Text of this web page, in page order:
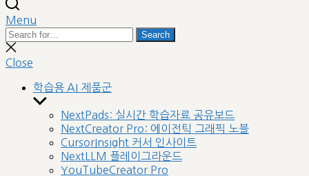
Menu
Search
for:
Search
Close
search
Close
학습용 AI 제품군
Show
sub
menu
NextPads: 실시간 학습자료 공유보드
NextCreator Pro: 에이전틱 그래픽 노블
CursorInsight 커서 인사이트
NextLLM 플레이그라운드
YouTubeCreator Pro